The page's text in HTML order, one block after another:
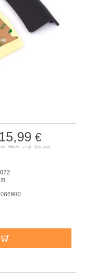
15,99 €
MwSt. zzgl. Versand